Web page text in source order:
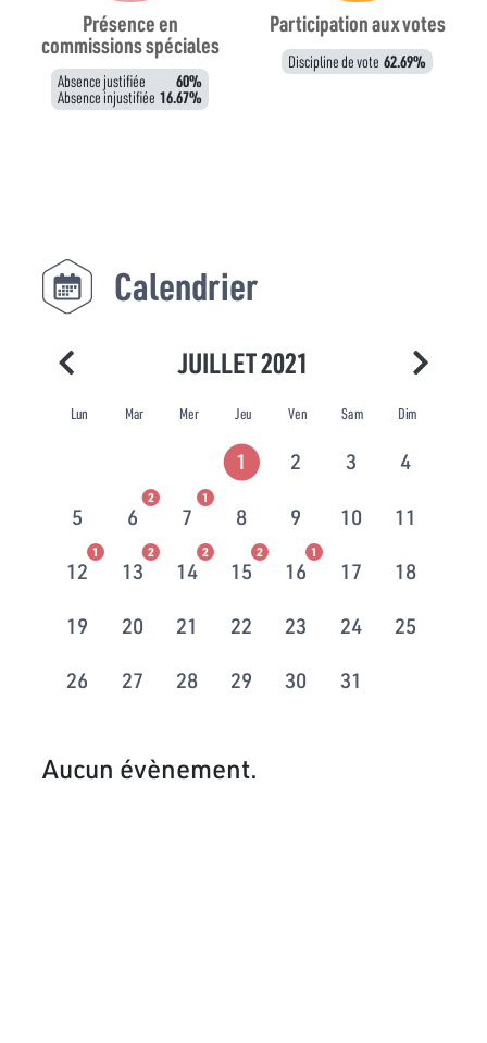
Présence en
commissions spéciales
Absence justifiée 60%
Absence injustifiée 16.67%
Participation aux votes
Discipline de vote 62.69%
Calendrier
JUILLET 2021
Lun Mar Mer Jeu Ven Sam Dim
1 2 3 4
5 6
2
7
1
8 9 10 11
12
1
13
2
14
2
15
2
16
1
17 18
19 20 21 22 23 24 25
26 27 28 29 30 31
Aucun évènement.